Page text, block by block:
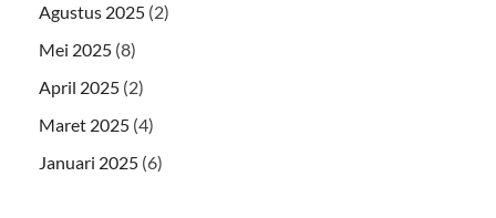
Agustus 2025 (2)
Mei 2025 (8)
April 2025 (2)
Maret 2025 (4)
Januari 2025 (6)